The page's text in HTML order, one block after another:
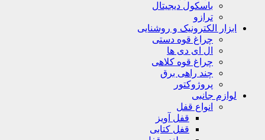
باسکول دیجیتال
ترازو
ابزار الکترونیک و روشنایی
چراغ قوه دستی
ال ای دی ها
چراغ قوه کلاهی
چند راهی برق
پروژوکتور
لوازم جانبی
انواع قفل
قفل آویز
قفل کتابی